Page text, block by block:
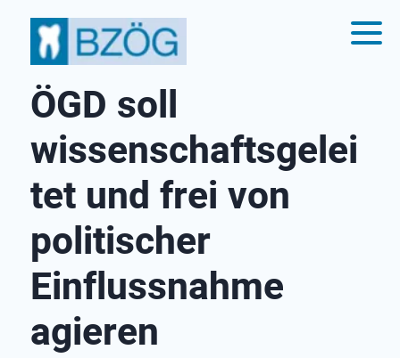
ÖGD soll
wissenschaftsgelei
tet und frei von
politischer
Einflussnahme
agieren